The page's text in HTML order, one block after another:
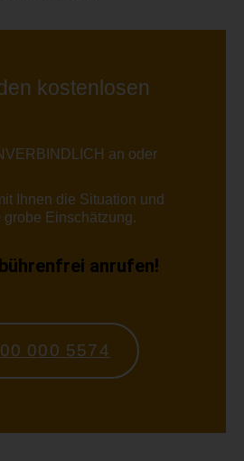
kostenlosen
an oder
Ihnen die Situation und
Einschätzung.
anrufen!
000 5574